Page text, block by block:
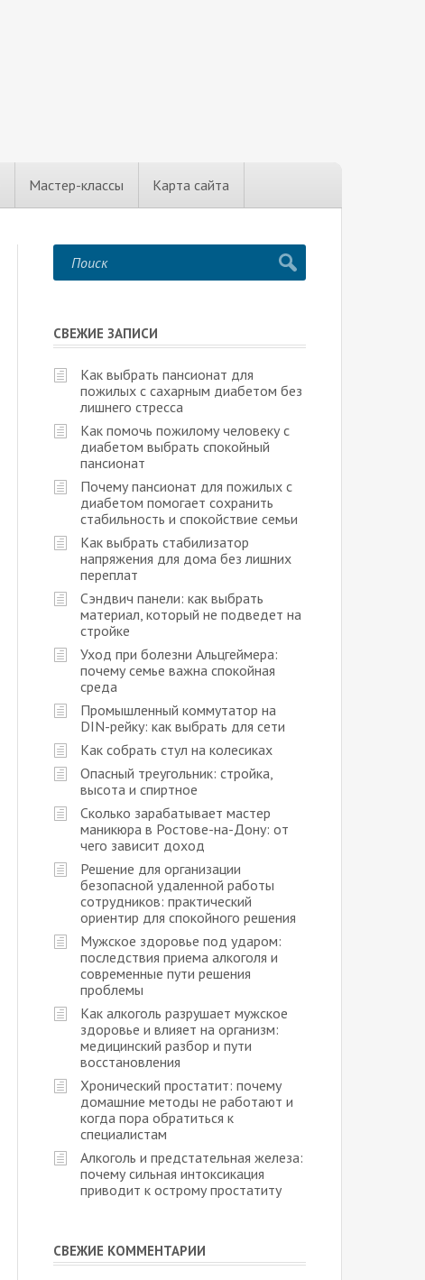
Мастер-классы Карта сайта
СВЕЖИЕ ЗАПИСИ
Как выбрать пансионат для
пожилых с сахарным диабетом без
лишнего стресса
Как помочь пожилому человеку с
диабетом выбрать спокойный
пансионат
Почему пансионат для пожилых с
диабетом помогает сохранить
стабильность и спокойствие семьи
Как выбрать стабилизатор
напряжения для дома без лишних
переплат
Сэндвич панели: как выбрать
материал, который не подведет на
стройке
Уход при болезни Альцгеймера:
почему семье важна спокойная
среда
Промышленный коммутатор на
DIN-рейку: как выбрать для сети
Как собрать стул на колесиках
Опасный треугольник: стройка,
высота и спиртное
Сколько зарабатывает мастер
маникюра в Ростове-на-Дону: от
чего зависит доход
Решение для организации
безопасной удаленной работы
сотрудников: практический
ориентир для спокойного решения
Мужское здоровье под ударом:
последствия приема алкоголя и
современные пути решения
проблемы
Как алкоголь разрушает мужское
здоровье и влияет на организм:
медицинский разбор и пути
восстановления
Хронический простатит: почему
домашние методы не работают и
когда пора обратиться к
специалистам
Алкоголь и предстательная железа:
почему сильная интоксикация
приводит к острому простатиту
СВЕЖИЕ КОММЕНТАРИИ